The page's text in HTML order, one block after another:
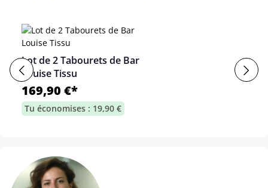
Lot de 2 Tabourets de Bar
Louise Tissu
169,90 €*
Tu économises : 19,90 €